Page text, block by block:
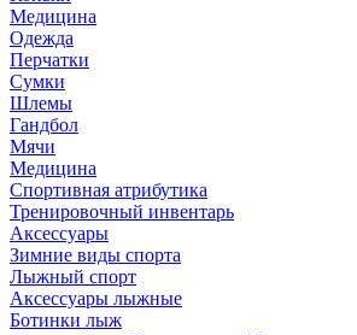
Медицина
Одежда
Перчатки
Сумки
Шлемы
Гандбол
Мячи
Медицина
Спортивная атрибутика
Тренировочный инвентарь
Аксессуары
Зимние виды спорта
Лыжный спорт
Аксессуары лыжные
Ботинки лыж